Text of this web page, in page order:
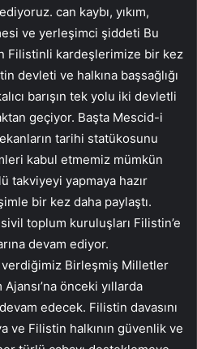
can kaybı, yıkım,
ve yerleşimci şiddeti Bu
Filistinli kardeşlerimize bir kez
devleti ve halkına başsağlığı
barışın tek yolu iki devletli
geçiyor. Başta Mescid-i
tarihi statükosunu
kabul etmemiz mümkün
takviyeyi yapmaya hazır
bir kez daha paylaştı.
toplum kuruluşları Filistin’e
devam ediyor.
Birleşmiş Milletler
önceki yıllarda
edecek. Filistin davasını
ve Filistin halkının güvenlik ve